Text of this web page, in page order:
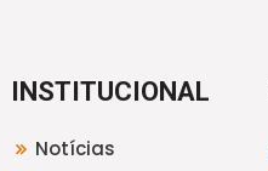
INSTITUCIONAL
Notícias